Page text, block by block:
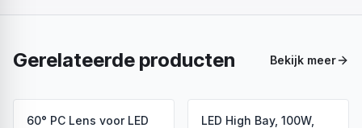
Gerelateerde producten Bekijk meer
60° PC Lens voor LED
LED High Bay, 100W,